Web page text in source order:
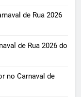
de Rua 2026
de Rua 2026 do
no Carnaval de